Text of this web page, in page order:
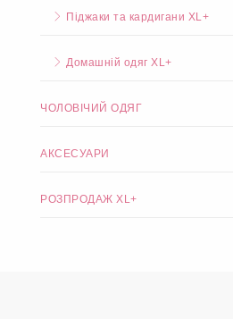
Піджаки та кардигани XL+
Домашній одяг XL+
ЧОЛОВІЧИЙ ОДЯГ
АКСЕСУАРИ
РОЗПРОДАЖ XL+